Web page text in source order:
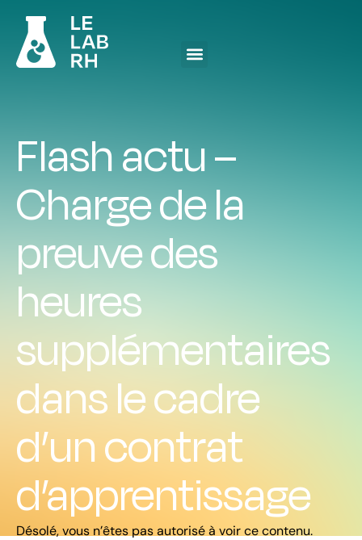
Flash actu –
Charge de la
preuve des
heures
supplémentaires
dans le cadre
d’un contrat
d’apprentissage
Désolé, vous n’êtes pas autorisé à voir ce contenu.